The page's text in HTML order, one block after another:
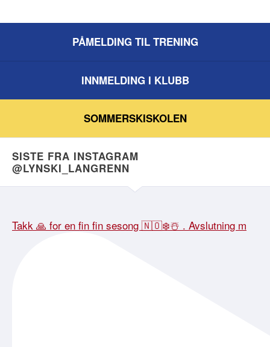
PÅMELDING TIL TRENING
INNMELDING I KLUBB
SOMMERSKISKOLEN
SISTE FRA INSTAGRAM
@LYNSKI_LANGRENN
Takk 🙏 for en fin fin sesong 🇳🇴❄️☃️ . Avslutning m